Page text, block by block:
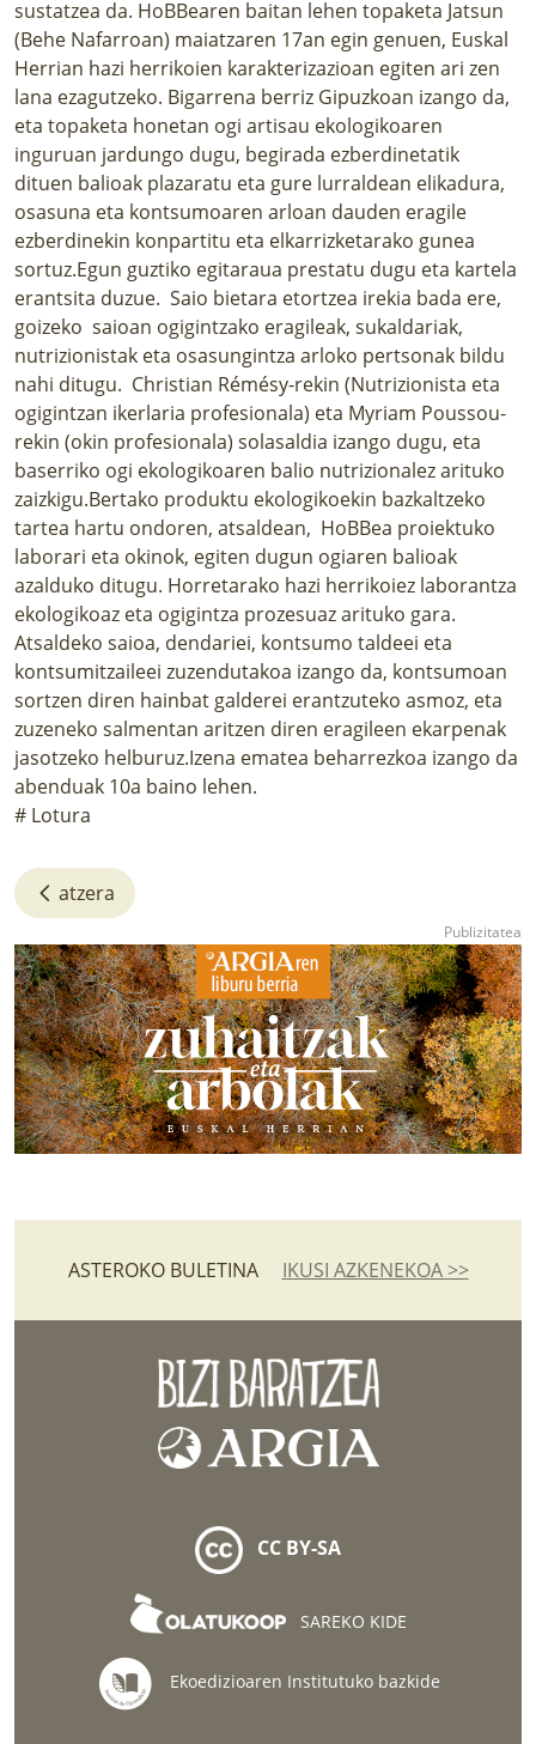
sustatzea da. HoBBearen baitan lehen topaketa Jatsun
(Behe Nafarroan) maiatzaren 17an egin genuen, Euskal
Herrian hazi herrikoien karakterizazioan egiten ari zen
lana ezagutzeko. Bigarrena berriz Gipuzkoan izango da,
eta topaketa honetan ogi artisau ekologikoaren
inguruan jardungo dugu, begirada ezberdinetatik
dituen balioak plazaratu eta gure lurraldean elikadura,
osasuna eta kontsumoaren arloan dauden eragile
ezberdinekin konpartitu eta elkarrizketarako gunea
sortuz.Egun guztiko egitaraua prestatu dugu eta kartela
erantsita duzue. Saio bietara etortzea irekia bada ere,
goizeko saioan ogigintzako eragileak, sukaldariak,
nutrizionistak eta osasungintza arloko pertsonak bildu
nahi ditugu. Christian Rémésy-rekin (Nutrizionista eta
ogigintzan ikerlaria profesionala) eta Myriam Poussou-
rekin (okin profesionala) solasaldia izango dugu, eta
baserriko ogi ekologikoaren balio nutrizionalez arituko
zaizkigu.Bertako produktu ekologikoekin bazkaltzeko
tartea hartu ondoren, atsaldean, HoBBea proiektuko
laborari eta okinok, egiten dugun ogiaren balioak
azalduko ditugu. Horretarako hazi herrikoiez laborantza
ekologikoaz eta ogigintza prozesuaz arituko gara.
Atsaldeko saioa, dendariei, kontsumo taldeei eta
kontsumitzaileei zuzendutakoa izango da, kontsumoan
sortzen diren hainbat galderei erantzuteko asmoz, eta
zuzeneko salmentan aritzen diren eragileen ekarpenak
jasotzeko helburuz.Izena ematea beharrezkoa izango da
abenduak 10a baino lehen.
# Lotura
atzera
ASTEROKO BULETINA IKUSI AZKENEKOA >>
CC BY-SA
SAREKO KIDE
Ekoedizioaren Institutuko bazkide